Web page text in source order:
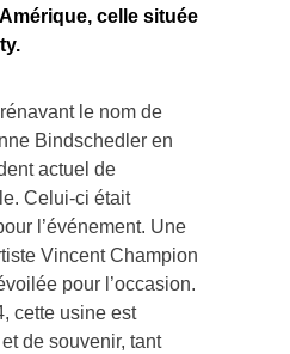
celle située
le nom de
Bindschedler en
actuel de
Celui-ci était
l’événement. Une
Vincent Champion
pour l’occasion.
cette usine est
de souvenir, tant